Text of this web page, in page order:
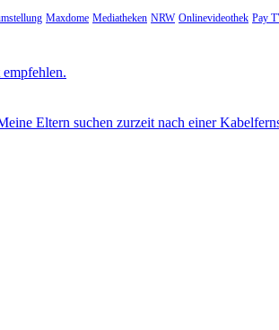
Maxdome Mediatheken NRW Onlinevideothek Pay
Eltern suchen zurzeit nach einer